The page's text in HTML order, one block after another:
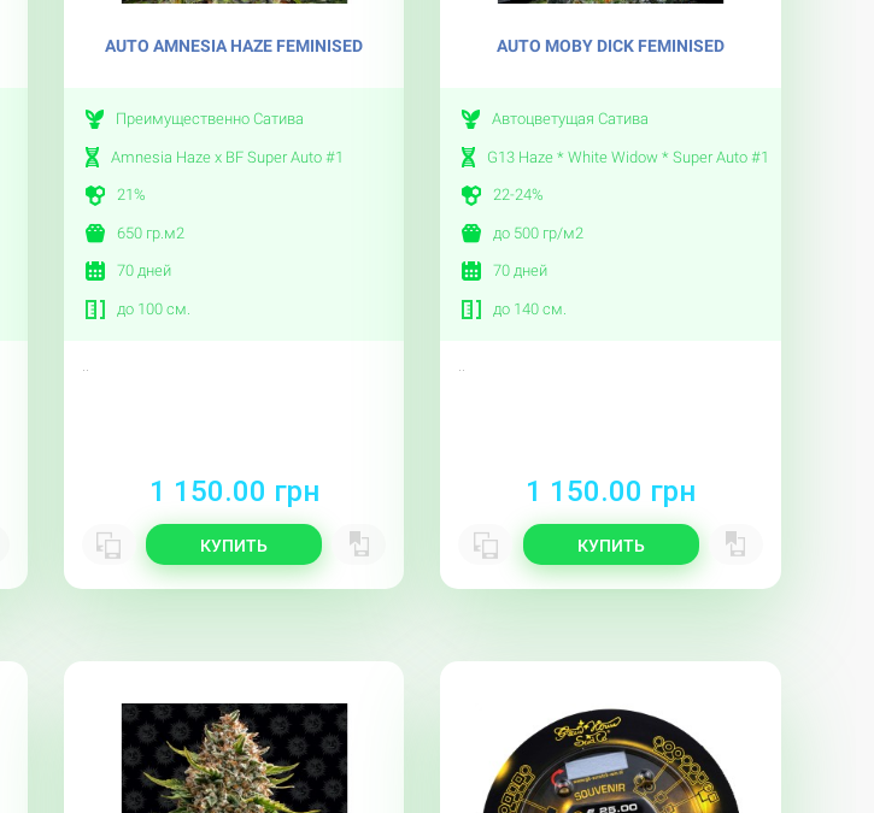
AUTO AMNESIA HAZE FEMINISED
Преимущественно Сатива
Amnesia Haze x BF Super Auto #1
21%
650 гр.м2
70 дней
до 100 см.
..
1 150.00 грн
КУПИТЬ
AUTO MOBY DICK FEMINISED
Автоцветущая Сатива
G13 Haze * White Widow * Super Auto #1
22-24%
до 500 гр/м2
70 дней
до 140 см.
..
1 150.00 грн
КУПИТЬ